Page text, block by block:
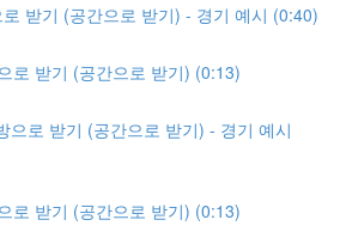
받기 (공간으로 받기) - 경기 예시 (0:40)
로 받기 (공간으로 받기) (0:13)
으로 받기 (공간으로 받기) - 경기 예시
로 받기 (공간으로 받기) (0:13)